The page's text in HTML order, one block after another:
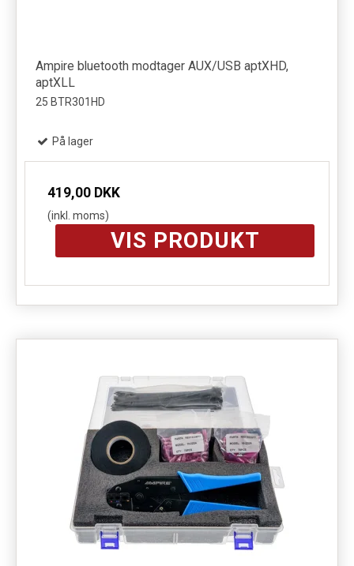
Ampire bluetooth modtager AUX/USB aptXHD,
aptXLL
25 BTR301HD
På lager
419,00 DKK
(inkl. moms)
VIS PRODUKT